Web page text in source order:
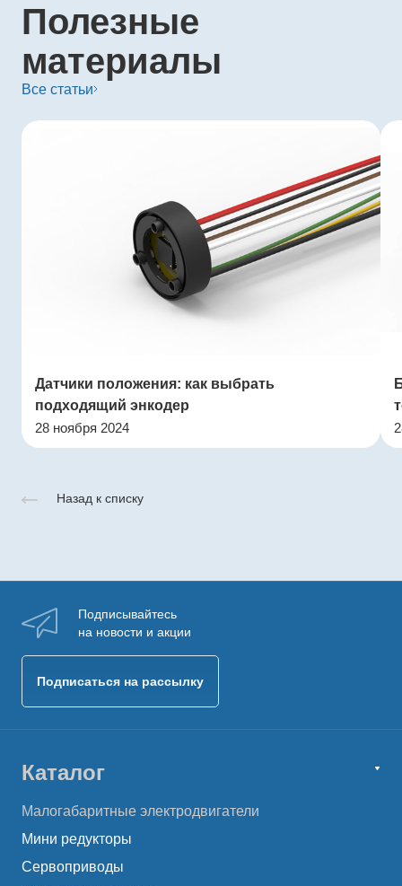
Полезные
материалы
Все статьи
Датчики положения: как выбрать
подходящий энкодер
28 ноября 2024
Назад к списку
Подписывайтесь
на новости и акции
Подписаться на рассылку
Каталог
Малогабаритные электродвигатели
Мини редукторы
Сервоприводы